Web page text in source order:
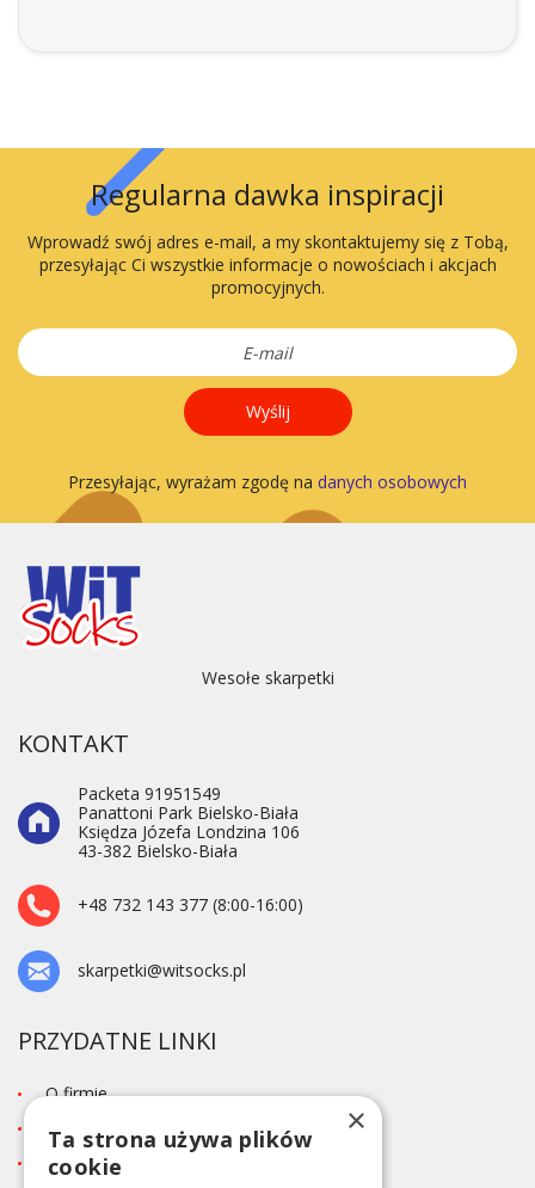
Regularna dawka inspiracji
Wprowadź swój adres e-mail, a my skontaktujemy się z Tobą,
przesyłając Ci wszystkie informacje o nowościach i akcjach
promocyjnych.
Wyślij
Przesyłając, wyrażam zgodę na danych osobowych
Wesołe skarpetki
KONTAKT
Packeta 91951549
Panattoni Park Bielsko-Biała
Księdza Józefa Londzina 106
43-382 Bielsko-Biała
+48 732 143 377 (8:00-16:00)
skarpetki@witsocks.pl
PRZYDATNE LINKI
O firmie
Blog
Kontakt
×
Ta strona używa plików
cookie